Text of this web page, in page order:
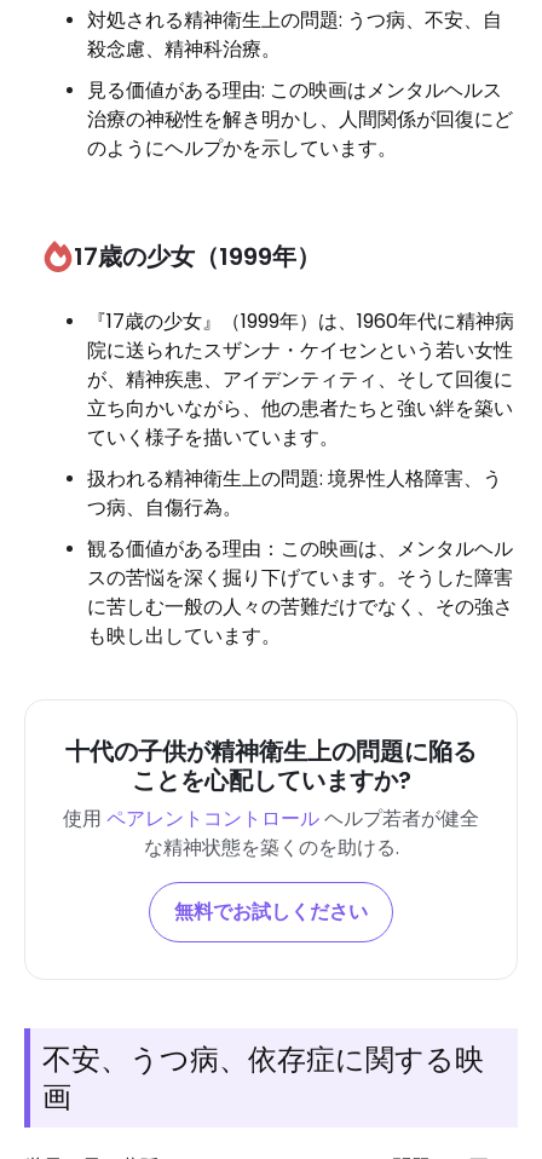
対処される精神衛生上の問題: うつ病、不安、自
殺念慮、精神科治療。
見る価値がある理由: この映画はメンタルヘルス
治療の神秘性を解き明かし、人間関係が回復にど
のようにヘルプかを示しています。
17歳の少女（1999年）
『17歳の少女』（1999年）は、1960年代に精神病
院に送られたスザンナ・ケイセンという若い女性
が、精神疾患、アイデンティティ、そして回復に
立ち向かいながら、他の患者たちと強い絆を築い
ていく様子を描いています。
扱われる精神衛生上の問題: 境界性人格障害、う
つ病、自傷行為。
観る価値がある理由：この映画は、メンタルヘル
スの苦悩を深く掘り下げています。そうした障害
に苦しむ一般の人々の苦難だけでなく、その強さ
も映し出しています。
十代の子供が精神衛生上の問題に陥る
ことを心配していますか?
使用 ペアレントコントロールヘルプ若者が健全
な精神状態を築くのを助ける.
無料でお試しください
不安、うつ病、依存症に関する映
画